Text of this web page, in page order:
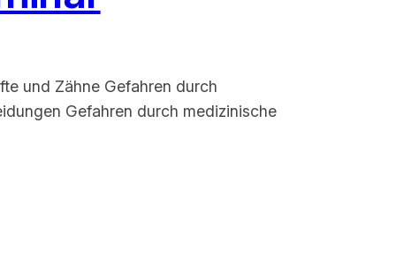
und Zähne Gefahren durch
Gefahren durch medizinische